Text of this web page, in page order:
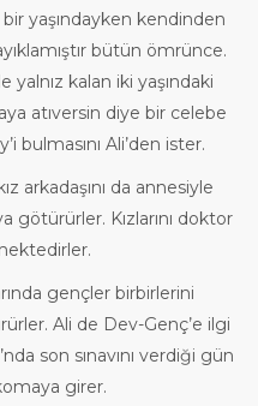
yaşındayken kendinden
bütün ömrünce.
yalnız kalan iki yaşındaki
atıversin diye bir celebe
bulmasını Ali’den ister.
arkadaşını da annesiyle
götürürler. Kızlarını doktor
gençler birbirlerini
Ali de Dev-Genç’e ilgi
son sınavını verdiği gün
girer.